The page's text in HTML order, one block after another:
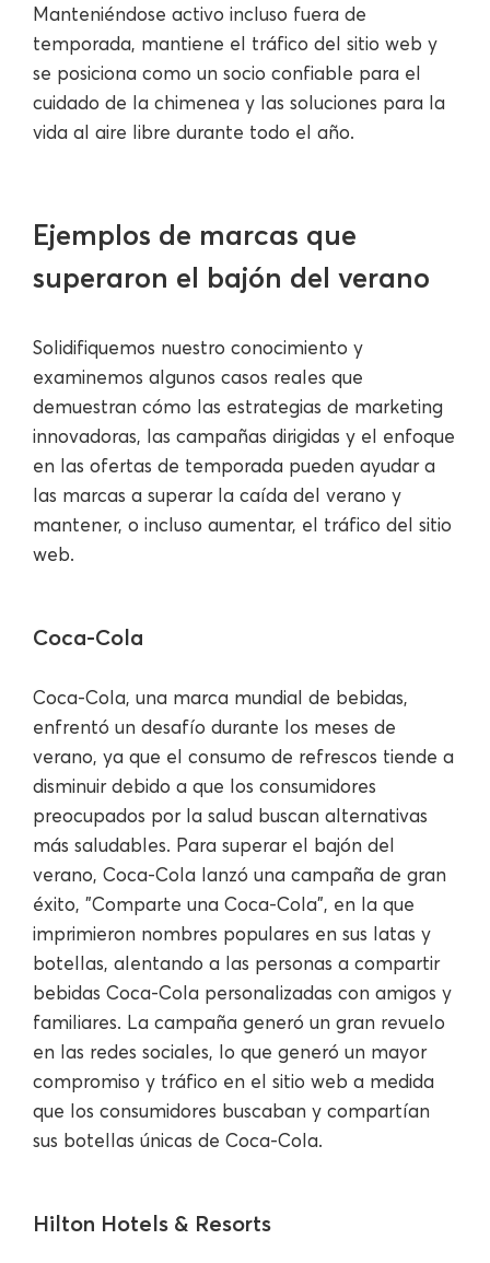
Manteniéndose activo incluso fuera de
temporada, mantiene el tráfico del sitio web y
se posiciona como un socio confiable para el
cuidado de la chimenea y las soluciones para la
vida al aire libre durante todo el año.
Ejemplos de marcas que
superaron el bajón del verano
Solidifiquemos nuestro conocimiento y
examinemos algunos casos reales que
demuestran cómo las estrategias de marketing
innovadoras, las campañas dirigidas y el enfoque
en las ofertas de temporada pueden ayudar a
las marcas a superar la caída del verano y
mantener, o incluso aumentar, el tráfico del sitio
web.
Coca-Cola
Coca-Cola, una marca mundial de bebidas,
enfrentó un desafío durante los meses de
verano, ya que el consumo de refrescos tiende a
disminuir debido a que los consumidores
preocupados por la salud buscan alternativas
más saludables. Para superar el bajón del
verano, Coca-Cola lanzó una campaña de gran
éxito, "Comparte una Coca-Cola", en la que
imprimieron nombres populares en sus latas y
botellas, alentando a las personas a compartir
bebidas Coca-Cola personalizadas con amigos y
familiares. La campaña generó un gran revuelo
en las redes sociales, lo que generó un mayor
compromiso y tráfico en el sitio web a medida
que los consumidores buscaban y compartían
sus botellas únicas de Coca-Cola.
Hilton Hotels & Resorts